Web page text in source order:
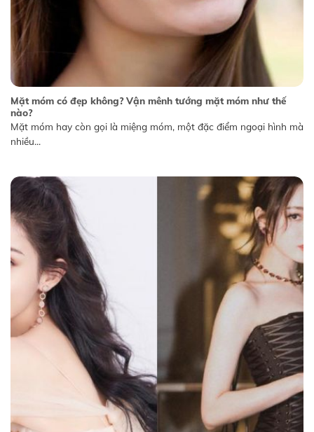
Mặt móm có đẹp không? Vận mênh tướng mặt móm như thế
nào?
Mặt móm hay còn gọi là miệng móm, một đặc điểm ngoại hình mà
nhiều...